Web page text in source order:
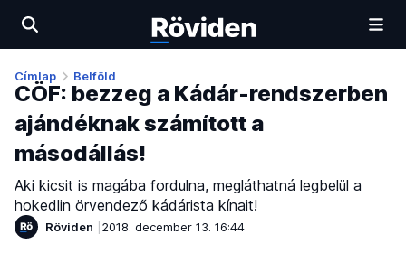
Címlap Belföld
CÖF: bezzeg a Kádár-rendszerben
ajándéknak számított a
másodállás!
Aki kicsit is magába fordulna, megláthatná legbelül a
hokedlin örvendező kádárista kínait!
Röviden 2018. december 13. 16:44